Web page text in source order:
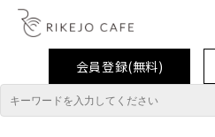
会員登録(無料)